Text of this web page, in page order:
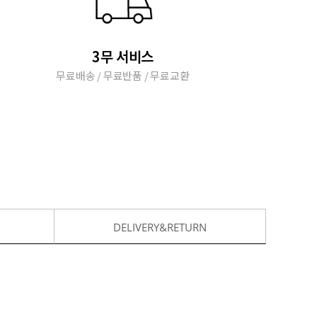
3무 서비스
무료배송 / 무료반품 / 무료교환
DELIVERY&RETURN